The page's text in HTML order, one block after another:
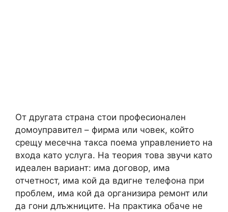
От другата страна стои професионален
домоуправител – фирма или човек, който
срещу месечна такса поема управлението на
входа като услуга. На теория това звучи като
идеален вариант: има договор, има
отчетност, има кой да вдигне телефона при
проблем, има кой да организира ремонт или
да гони длъжниците. На практика обаче не